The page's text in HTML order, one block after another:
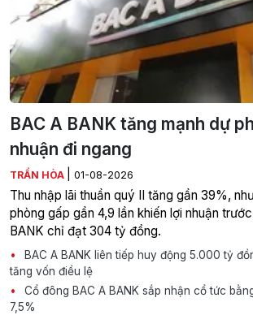
BAC A BANK tăng mạnh dự
nhuận đi ngang
TRẦN HÒA 01-08-2026
Thu nhập lãi thuần quý II tăng gần 39%,
phòng gấp gần 4,9 lần khiến lợi nhuận
BANK chỉ đạt 304 tỷ đồng.
BAC A BANK liên tiếp huy động 5.000 tỷ
tăng vốn điều lệ
Cổ đông BAC A BANK sắp nhận cổ tức
7,5%